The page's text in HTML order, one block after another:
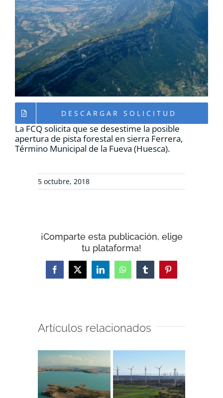
RECURSOS
NOTICIAS
CONTACTO
CARRITO
DESCARGAR SOLICITUD
La FCQ solicita que se desestime la posible
apertura de pista forestal en sierra Ferrera,
Término Municipal de la Fueva (Huesca).
5 octubre, 2018
¡Comparte esta publicación, elige
tu plataforma!
Facebook
X LinkedInWhatsAppTumblrPinterest
Artículos relacionados